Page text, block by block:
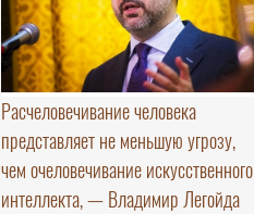
Расчеловечивание человека
представляет не меньшую угрозу,
чем очеловечивание искусственного
интеллекта, — Владимир Легойда